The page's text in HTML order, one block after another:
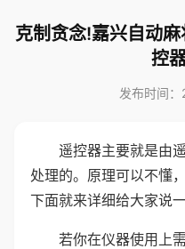
克制贪念!嘉兴自动
控
发布时间
遥控器主要就是由
处理的。原理可以不懂
下面就来详细给大家说
若你在仪器使用上